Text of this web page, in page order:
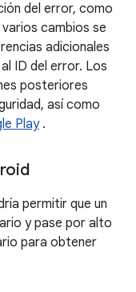
del error, como
cambios se
adicionales
ID del error. Los
posteriores
así como
Play.
permitir que un
y pase por alto
para obtener